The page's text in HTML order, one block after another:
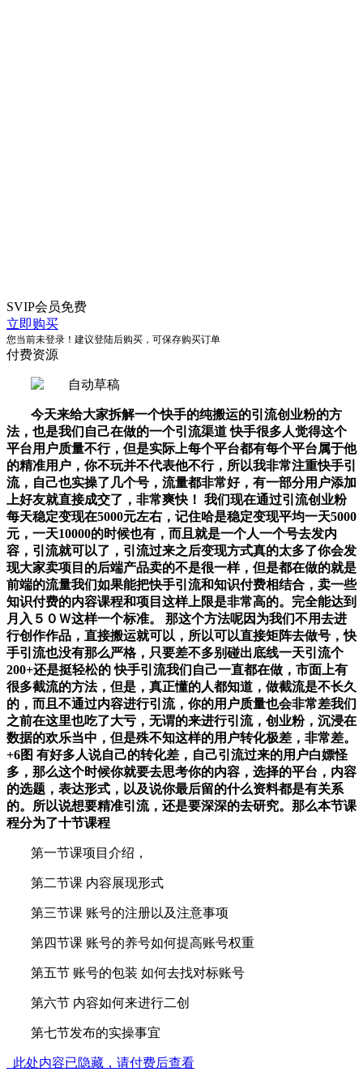
SVIP会员免费
立即购买
您当前未登录！建议登陆后购买，可保存购买订单
付费资源
今天来给大家拆解一个快手的纯搬运的引流创业粉的方
法，也是我们自己在做的一个引流渠道 快手很多人觉得这个
平台用户质量不行，但是实际上每个平台都有每个平台属于他
的精准用户，你不玩并不代表他不行，所以我非常注重快手引
流，自己也实操了几个号，流量都非常好，有一部分用户添加
上好友就直接成交了，非常爽快！ 我们现在通过引流创业粉
每天稳定变现在5000元左右，记住哈是稳定变现平均一天5000
元，一天10000的时候也有，而且就是一个人一个号去发内
容，引流就可以了，引流过来之后变现方式真的太多了你会发
现大家卖项目的后端产品卖的不是很一样，但是都在做的就是
前端的流量我们如果能把快手引流和知识付费相结合，卖一些
知识付费的内容课程和项目这样上限是非常高的。完全能达到
月入５０Ｗ这样一个标准。 那这个方法呢因为我们不用去进
行创作作品，直接搬运就可以，所以可以直接矩阵去做号，快
手引流也没有那么严格，只要差不多别碰出底线一天引流个
200+还是挺轻松的 快手引流我们自己一直都在做，市面上有
很多截流的方法，但是，真正懂的人都知道，做截流是不长久
的，而且不通过内容进行引流，你的用户质量也会非常差我们
之前在这里也吃了大亏，无谓的来进行引流，创业粉，沉浸在
数据的欢乐当中，但是殊不知这样的用户转化极差，非常差。
+6图 有好多人说自己的转化差，自己引流过来的用户白嫖怪
多，那么这个时候你就要去思考你的内容，选择的平台，内容
的选题，表达形式，以及说你最后留的什么资料都是有关系
的。所以说想要精准引流，还是要深深的去研究。那么本节课
程分为了十节课程
第一节课项目介绍，
第二节课 内容展现形式
第三节课 账号的注册以及注意事项
第四节课 账号的养号如何提高账号权重
第五节 账号的包装 如何去找对标账号
第六节 内容如何来进行二创
第七节发布的实操事宜
此处内容已隐藏，请付费后查看